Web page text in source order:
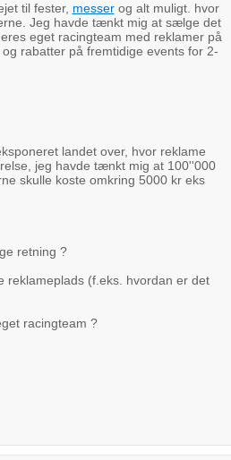
til fester, messerog alt muligt. hvor
Jeg havde tænkt mig at sælge det
eget racingteam med reklamer på
rabatter på fremtidige events for 2-
landet over, hvor reklame
jeg havde tænkt mig at 100''000
skulle koste omkring 5000 kr eks
retning ?
(f.eks. hvordan er det
racingteam ?